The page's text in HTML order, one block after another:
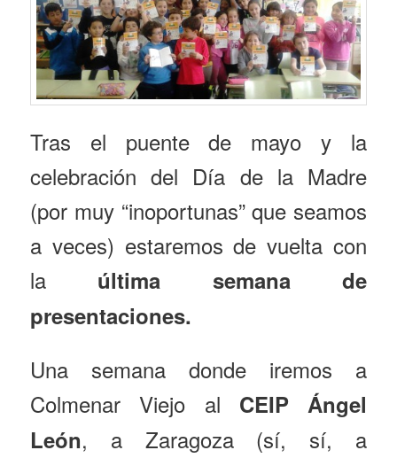
Tras el puente de mayo y la
celebración del Día de la Madre
(por muy “inoportunas” que seamos
a veces) estaremos de vuelta con
la última semana de
presentaciones.
Una semana donde iremos a
Colmenar Viejo al CEIP Ángel
León, a Zaragoza (sí, sí, a